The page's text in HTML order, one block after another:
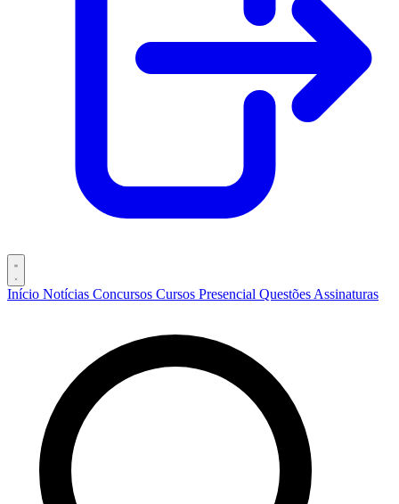
Início Notícias Concursos Cursos Presencial Questões Assinaturas